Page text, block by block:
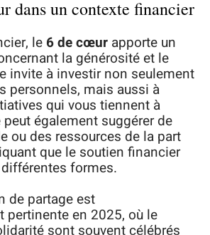
dans un contexte financier
le 6 de cœur apporte un
la générosité et le
invite à investir non seulement
personnels, mais aussi à
qui vous tiennent à
également suggérer de
ou des ressources de la part
que le soutien financier
formes.
de partage est
pertinente en 2025, où le
sont souvent célébrés